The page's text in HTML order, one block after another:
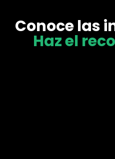
Conoce las
Haz el